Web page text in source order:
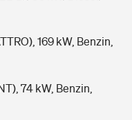
169 kW, Benzin,
74 kW, Benzin,